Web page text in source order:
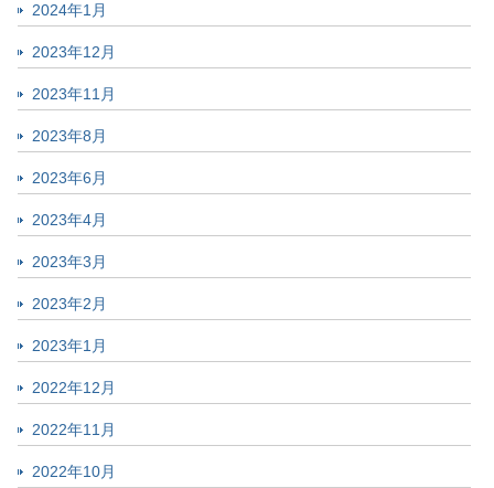
2024年1月
2023年12月
2023年11月
2023年8月
2023年6月
2023年4月
2023年3月
2023年2月
2023年1月
2022年12月
2022年11月
2022年10月